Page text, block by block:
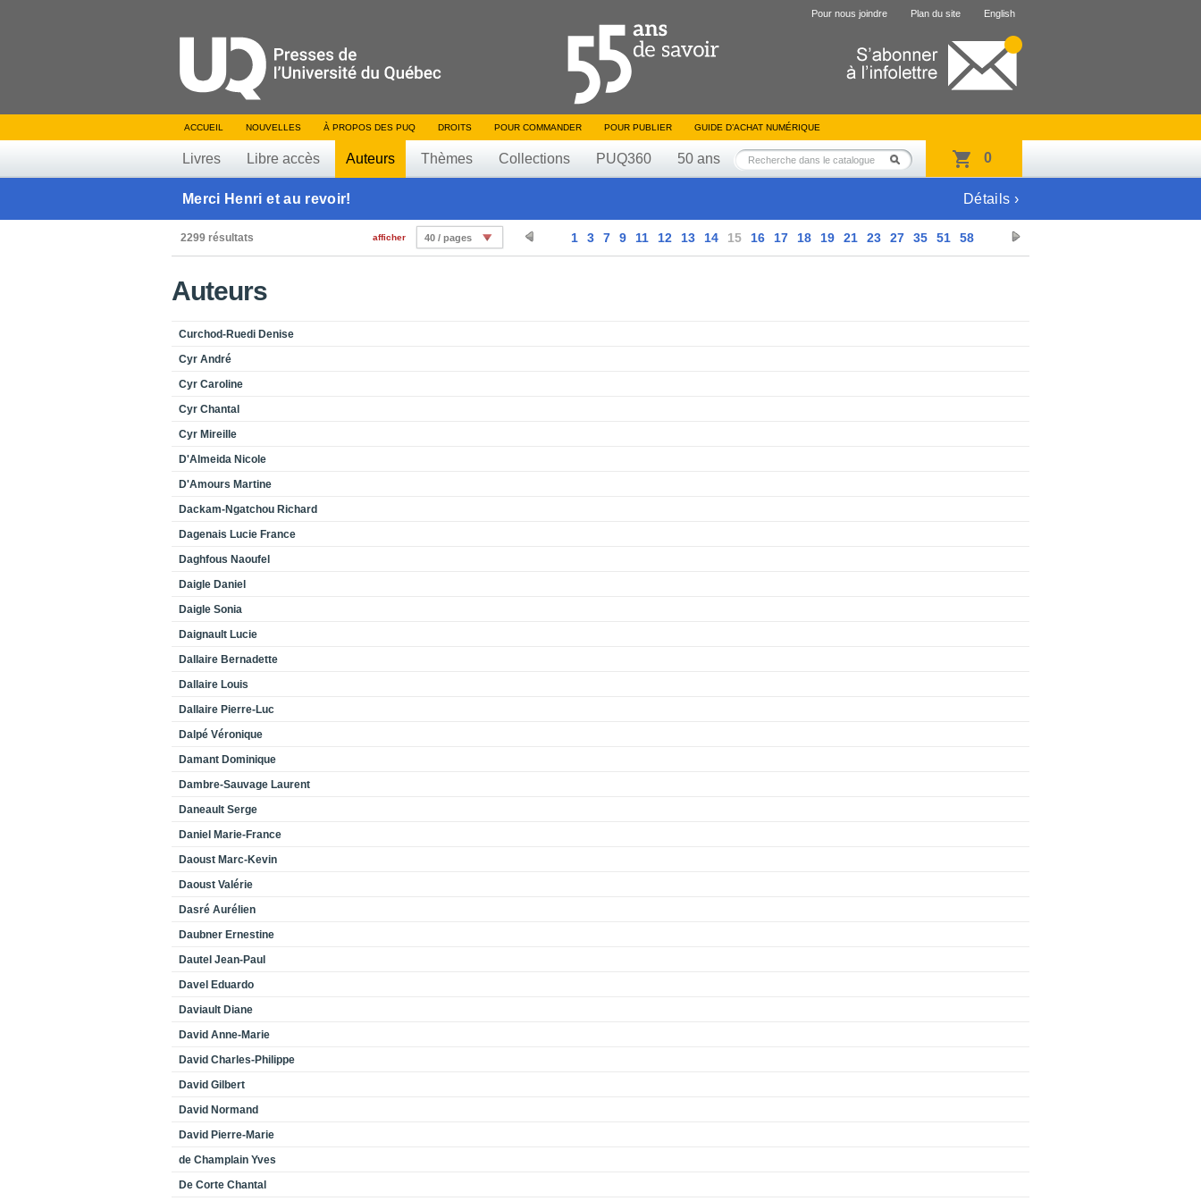
Pour nous joindre Plan du site English
ACCUEIL NOUVELLES À PROPOS DES PUQ DROITS POUR COMMANDER POUR PUBLIER GUIDE D’ACHAT NUMÉRIQUE
Livres Libre accès Auteurs Thèmes Collections PUQ360 50 ans 0
Merci Henri et au revoir! Détails ›
2299 résultats 1 3 7 9 11 12 13 14 15 16 17 18 19 21 23 27 35 51 58
afficher 40 / pages
Auteurs
Curchod-Ruedi Denise
Cyr André
Cyr Caroline
Cyr Chantal
Cyr Mireille
D'Almeida Nicole
D'Amours Martine
Dackam-Ngatchou Richard
Dagenais Lucie France
Daghfous Naoufel
Daigle Daniel
Daigle Sonia
Daignault Lucie
Dallaire Bernadette
Dallaire Louis
Dallaire Pierre-Luc
Dalpé Véronique
Damant Dominique
Dambre-Sauvage Laurent
Daneault Serge
Daniel Marie-France
Daoust Marc-Kevin
Daoust Valérie
Dasré Aurélien
Daubner Ernestine
Dautel Jean-Paul
Davel Eduardo
Daviault Diane
David Anne-Marie
David Charles-Philippe
David Gilbert
David Normand
David Pierre-Marie
de Champlain Yves
De Corte Chantal